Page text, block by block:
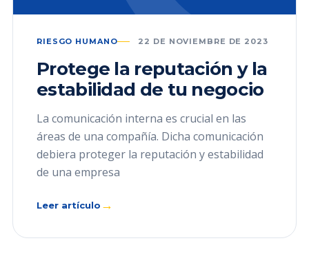
RIESGO HUMANO 22 DE NOVIEMBRE DE 2023
Protege la reputación y la
estabilidad de tu negocio
La comunicación interna es crucial en las
áreas de una compañía. Dicha comunicación
debiera proteger la reputación y estabilidad
de una empresa
Leer artículo →